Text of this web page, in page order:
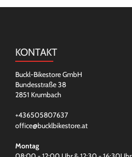
KONTAKT
Buckl-Bikestore GmbH
Bundesstraße 38
2851 Krumbach
+436505807637
office@bucklbikestore.at
Montag